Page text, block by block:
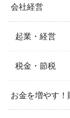
会社経営
起業・経営
税金・節税
お金を増やす！